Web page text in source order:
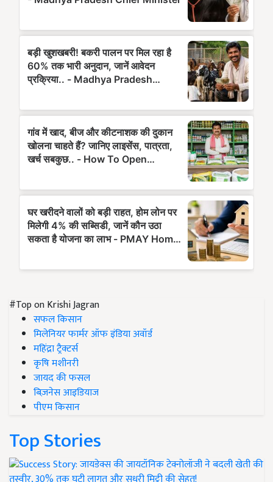
#Top on Krishi Jagran
सफल किसान
मिलेनियर फार्मर ऑफ इंडिया अवॉर्ड
महिंद्रा ट्रैक्टर्स
कृषि मशीनरी
जायद की फसल
बिज़नेस आइडियाज
पीएम किसान
Top Stories